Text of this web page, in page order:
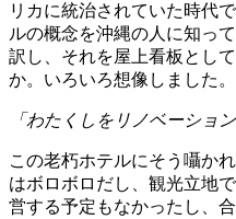
リカに統治されていた時代
ルの概念を沖縄の人に知っ
訳し、それを屋上看板とし
か。いろいろ想像しました。
「わたくしをリノベーショ
この老朽ホテルにそう囁か
はボロボロだし、観光立地
営する予定もなかったし、